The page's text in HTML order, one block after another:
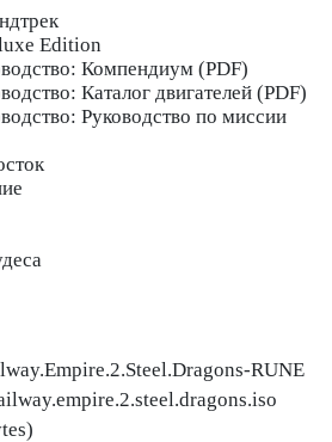
Edition
Компендиум (PDF)
Каталог двигателей (PDF)
Руководство по миссии
RUNE